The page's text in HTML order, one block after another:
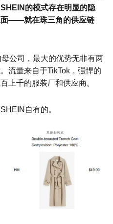
SHEIN的模式存在明显的隐
面——就在珠三角的供应链
公司，最大的优势无非有两
流量来自于TikTok，强悍的
上千的服装厂和供应商。
自有的。